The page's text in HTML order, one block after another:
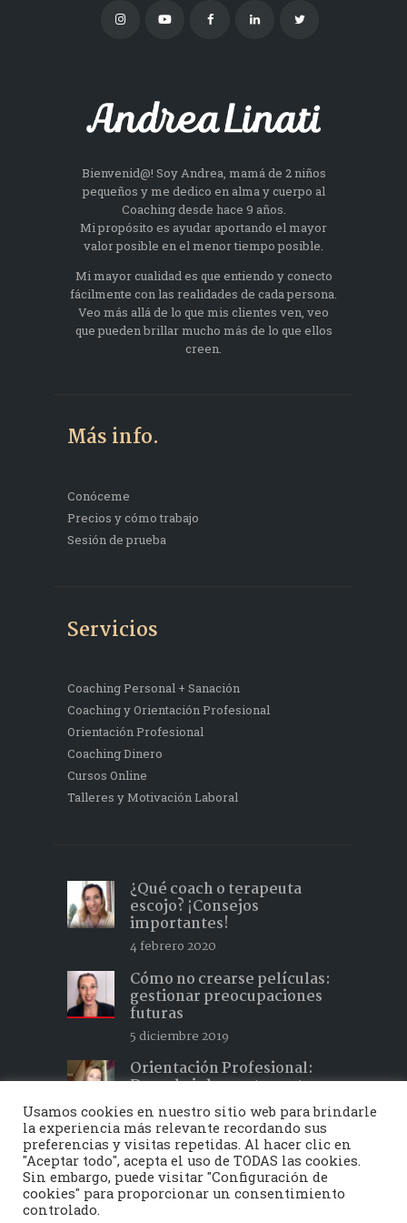
Bienvenid@! Soy Andrea, mamá de 2 niños
pequeños y me dedico en alma y cuerpo al
Coaching desde hace 9 años.
Mi propósito es ayudar aportando el mayor
valor posible en el menor tiempo posible.
Mi mayor cualidad es que entiendo y conecto
fácilmente con las realidades de cada persona.
Veo más allá de lo que mis clientes ven, veo
que pueden brillar mucho más de lo que ellos
creen.
Más info.
Conóceme
Precios y cómo trabajo
Sesión de prueba
Servicios
Coaching Personal + Sanación
Coaching y Orientación Profesional
Orientación Profesional
Coaching Dinero
Cursos Online
Talleres y Motivación Laboral
¿Qué coach o terapeuta
escojo? ¡Consejos
importantes!
4 febrero 2020
Cómo no crearse películas:
gestionar preocupaciones
futuras
5 diciembre 2019
Orientación Profesional:
Descubrir lo que te gusta y
hacer lo que te apasiona 2
15 febrero 2019
Toquedeluz © 2020 - Todos los derechos
Usamos cookies en nuestro sitio web para brindarle
la experiencia más relevante recordando sus
preferencias y visitas repetidas. Al hacer clic en
"Aceptar todo", acepta el uso de TODAS las cookies.
Sin embargo, puede visitar "Configuración de
cookies" para proporcionar un consentimiento
controlado.